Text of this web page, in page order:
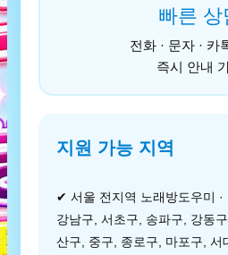
빠른 상
전화 · 문자 · 카
즉시 안내
지원 가능 지역
✔ 서울 전지역 노래방도우미 ·
강남구, 서초구, 송파구, 강동
산구, 중구, 종로구, 마포구, 서